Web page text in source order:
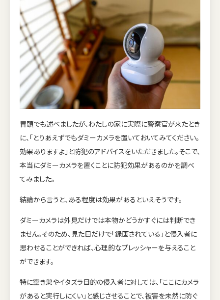
冒頭でも述べましたが、わたしの家に実際に警察官が来たとき
に、「とりあえずでもダミーカメラを置いておいてみてください。
効果ありますよ」と防犯のアドバイスをいただきました。そこで、
本当にダミーカメラを置くことに防犯効果があるのかを調べ
てみました。
結論から言うと、ある程度は効果があるといえそうです。
ダミーカメラは外見だけでは本物かどうかすぐには判断でき
ません。そのため、見た目だけで「録画されている」と侵入者に
思わせることができれば、心理的なプレッシャーを与えること
ができます。
特に空き巣やイタズラ目的の侵入者に対しては、「ここにカメラ
があると実行しにくい」と感じさせることで、被害を未然に防ぐ